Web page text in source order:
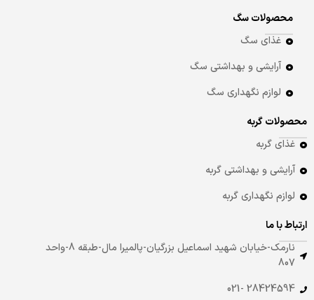
محصولات سگ
غذای سگ
آرایشی و بهداشتی سگ
لوازم نگهداری سگ
محصولات گربه
غذای گربه
آرایشی و بهداشتی گربه
لوازم نگهداری گربه
ارتباط با ما
نارمک-خیابان شهید اسماعیل بزرگیان-پالمیرا مال-طبقه 8-واحد
807
28424594 -021